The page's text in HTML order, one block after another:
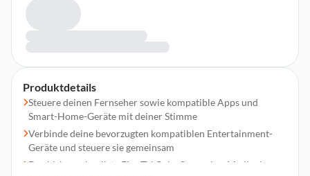
Produktdetails
Steuere deinen Fernseher sowie kompatible Apps und
Smart-Home-Geräte mit deiner Stimme
Verbinde deine bevorzugten kompatiblen Entertainment-
Geräte und steuere sie gemeinsam
Der bisher schnellste Fire TV Cube Streaming-Mediaplayer